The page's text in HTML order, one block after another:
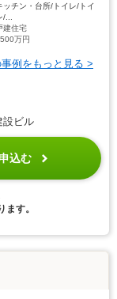
ッチン・台所/トイレ/トイ
/...
建住宅
万円
例をもっと見る >
設ビル
込む
す。